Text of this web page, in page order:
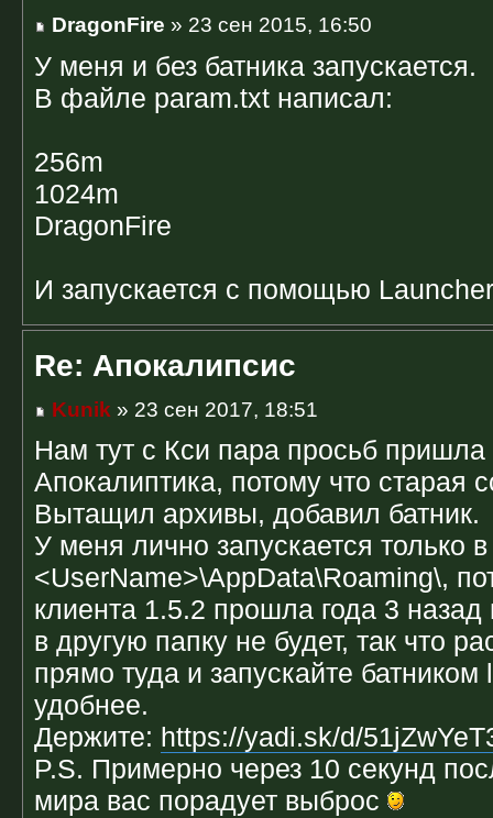
DragonFire » 23 сен 2015, 16:50
У меня и без батника запускается.
В файле param.txt написал:
256m
1024m
DragonFire
И запускается с помощью
Re: Апокалипсис
Kunik » 23 сен 2017, 18:51
Нам тут с Кси пара просьб пришла
Апокалиптика, потому что старая
Вытащил архивы, добавил батник.
У меня лично запускается только
<UserName>\AppData\Roaming\,
клиента 1.5.2 прошла года 3 назад
в другую папку не будет, так что
прямо туда и запускайте
удобнее.
Держите: https://yadi.sk/d/
P.S. Примерно через 10 секунд
мира вас порадует выброс